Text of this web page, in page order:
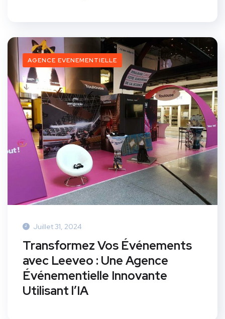
AGENCE EVENEMENTIELLE
Juillet 31, 2024
Transformez Vos Événements
avec Leeveo : Une Agence
Événementielle Innovante
Utilisant l’IA